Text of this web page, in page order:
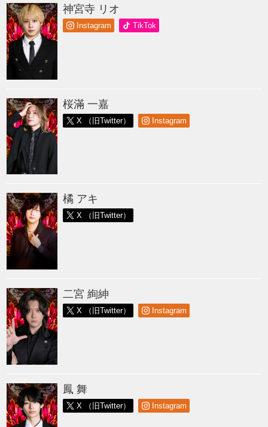
神宮寺 リオ
Instagram TikTok
桜滿 一嘉
X （旧Twitter） Instagram
橘 アキ
X （旧Twitter）
二宮 絢紳
X （旧Twitter） Instagram
鳳 舞
X （旧Twitter） Instagram